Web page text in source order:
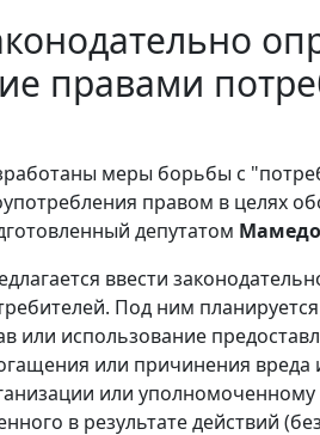
правами
меры борьбы с
правом в целях
депутатом
ввести
Под ним
или использование
или причинения вреда
или
в результате действий